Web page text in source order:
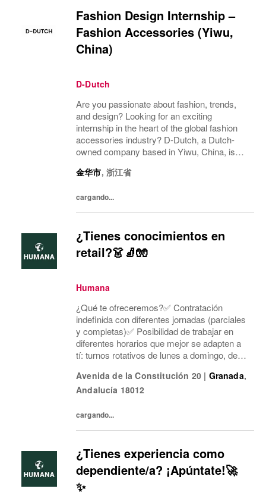
Fashion Design Internship –
Fashion Accessories (Yiwu,
China)
D-Dutch
Are you passionate about fashion, trends,
and design? Looking for an exciting
internship in the heart of the global fashion
accessories industry? D-Dutch, a Dutch-
owned company based in Yiwu, China, is
and motivated Intern Designer / Stylist to join
金华市, 浙江省
cargando...
¿Tienes conocimientos en
retail?👗🧦🧤
Humana
¿Qué te ofreceremos?✅ Contratación
indefinida con diferentes jornadas (parciales
y completas)✅ Posibilidad de trabajar en
diferentes horarios que mejor se adapten a
tí: turnos rotativos de lunes a domingo, de
laboral en cinco días a la semana y dos días
mí...
Avenida de la Constitución 20 | Granada,
Andalucía 18012
cargando...
¿Tienes experiencia como
dependiente/a? ¡Apúntate!🚀
✨